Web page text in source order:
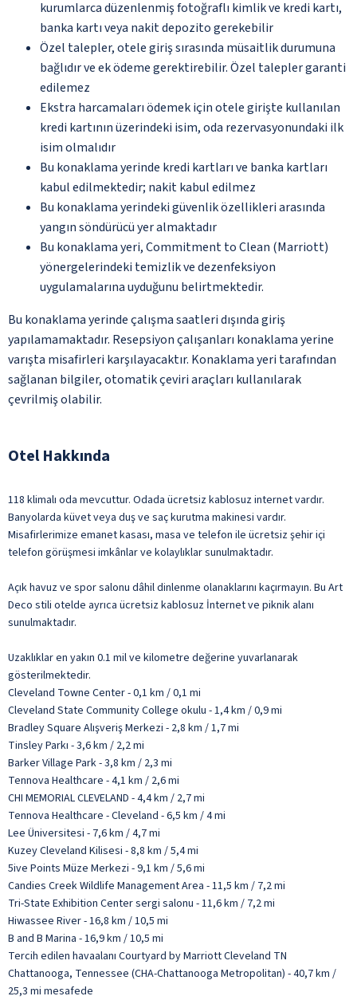
kurumlarca düzenlenmiş fotoğraflı kimlik ve kredi kartı,
banka kartı veya nakit depozito gerekebilir
Özel talepler, otele giriş sırasında müsaitlik durumuna
bağlıdır ve ek ödeme gerektirebilir. Özel talepler garanti
edilemez
Ekstra harcamaları ödemek için otele girişte kullanılan
kredi kartının üzerindeki isim, oda rezervasyonundaki ilk
isim olmalıdır
Bu konaklama yerinde kredi kartları ve banka kartları
kabul edilmektedir; nakit kabul edilmez
Bu konaklama yerindeki güvenlik özellikleri arasında
yangın söndürücü yer almaktadır
Bu konaklama yeri, Commitment to Clean (Marriott)
yönergelerindeki temizlik ve dezenfeksiyon
uygulamalarına uyduğunu belirtmektedir.
Bu konaklama yerinde çalışma saatleri dışında giriş
yapılamamaktadır. Resepsiyon çalışanları konaklama yerine
varışta misafirleri karşılayacaktır. Konaklama yeri tarafından
sağlanan bilgiler, otomatik çeviri araçları kullanılarak
çevrilmiş olabilir.
Otel Hakkında
118 klimalı oda mevcuttur. Odada ücretsiz kablosuz internet vardır.
Banyolarda küvet veya duş ve saç kurutma makinesi vardır.
Misafirlerimize emanet kasası, masa ve telefon ile ücretsiz şehir içi
telefon görüşmesi imkânlar ve kolaylıklar sunulmaktadır.
Açık havuz ve spor salonu dâhil dinlenme olanaklarını kaçırmayın. Bu Art
Deco stili otelde ayrıca ücretsiz kablosuz İnternet ve piknik alanı
sunulmaktadır.
Uzaklıklar en yakın 0.1 mil ve kilometre değerine yuvarlanarak
gösterilmektedir.
Cleveland Towne Center - 0,1 km / 0,1 mi
Cleveland State Community College okulu - 1,4 km / 0,9 mi
Bradley Square Alışveriş Merkezi - 2,8 km / 1,7 mi
Tinsley Parkı - 3,6 km / 2,2 mi
Barker Village Park - 3,8 km / 2,3 mi
Tennova Healthcare - 4,1 km / 2,6 mi
CHI MEMORIAL CLEVELAND - 4,4 km / 2,7 mi
Tennova Healthcare - Cleveland - 6,5 km / 4 mi
Lee Üniversitesi - 7,6 km / 4,7 mi
Kuzey Cleveland Kilisesi - 8,8 km / 5,4 mi
5ive Points Müze Merkezi - 9,1 km / 5,6 mi
Candies Creek Wildlife Management Area - 11,5 km / 7,2 mi
Tri-State Exhibition Center sergi salonu - 11,6 km / 7,2 mi
Hiwassee River - 16,8 km / 10,5 mi
B and B Marina - 16,9 km / 10,5 mi
Tercih edilen havaalanı Courtyard by Marriott Cleveland TN
Chattanooga, Tennessee (CHA-Chattanooga Metropolitan) - 40,7 km /
25,3 mi mesafede